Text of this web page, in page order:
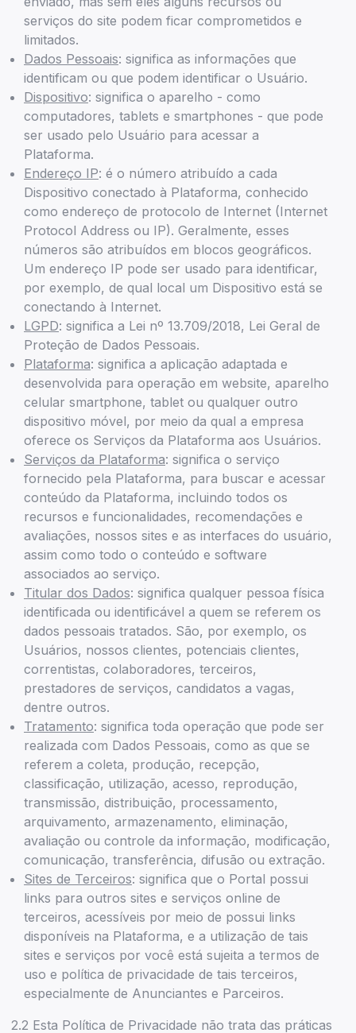
serviços do site podem ficar comprometidos e
limitados.
Dados Pessoais: significa as informações que
identificam ou que podem identificar o Usuário.
Dispositivo: significa o aparelho - como
computadores, tablets e smartphones - que pode
ser usado pelo Usuário para acessar a
Plataforma.
Endereço IP: é o número atribuído a cada
Dispositivo conectado à Plataforma, conhecido
como endereço de protocolo de Internet (Internet
Protocol Address ou IP). Geralmente, esses
números são atribuídos em blocos geográficos.
Um endereço IP pode ser usado para identificar,
por exemplo, de qual local um Dispositivo está se
conectando à Internet.
LGPD: significa a Lei nº 13.709/2018, Lei Geral de
Proteção de Dados Pessoais.
Plataforma: significa a aplicação adaptada e
desenvolvida para operação em website, aparelho
celular smartphone, tablet ou qualquer outro
dispositivo móvel, por meio da qual a empresa
oferece os Serviços da Plataforma aos Usuários.
Serviços da Plataforma: significa o serviço
fornecido pela Plataforma, para buscar e acessar
conteúdo da Plataforma, incluindo todos os
recursos e funcionalidades, recomendações e
avaliações, nossos sites e as interfaces do usuário,
assim como todo o conteúdo e software
associados ao serviço.
Titular dos Dados: significa qualquer pessoa física
identificada ou identificável a quem se referem os
dados pessoais tratados. São, por exemplo, os
Usuários, nossos clientes, potenciais clientes,
correntistas, colaboradores, terceiros,
prestadores de serviços, candidatos a vagas,
dentre outros.
Tratamento: significa toda operação que pode ser
realizada com Dados Pessoais, como as que se
referem a coleta, produção, recepção,
classificação, utilização, acesso, reprodução,
transmissão, distribuição, processamento,
arquivamento, armazenamento, eliminação,
avaliação ou controle da informação, modificação,
comunicação, transferência, difusão ou extração.
Sites de Terceiros: significa que o Portal possui
links para outros sites e serviços online de
terceiros, acessíveis por meio de possui links
disponíveis na Plataforma, e a utilização de tais
sites e serviços por você está sujeita a termos de
uso e política de privacidade de tais terceiros,
especialmente de Anunciantes e Parceiros.
2.2 Esta Política de Privacidade não trata das práticas